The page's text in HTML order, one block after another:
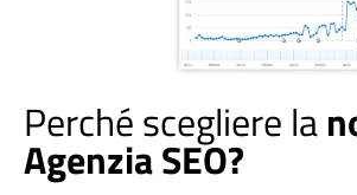
Perché scegliere la
Agenzia SEO?